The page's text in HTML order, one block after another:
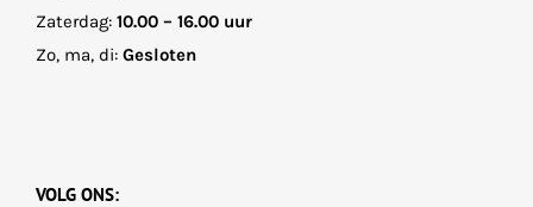
Zaterdag: 10.00 – 16.00 uur
Zo, ma, di: Gesloten
VOLG ONS: